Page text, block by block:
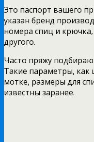
Это паспорт вашего
указан бренд
номера спиц и
другого.
Часто пряжу
Такие параметры, как
мотке, размеры для
известны заранее.